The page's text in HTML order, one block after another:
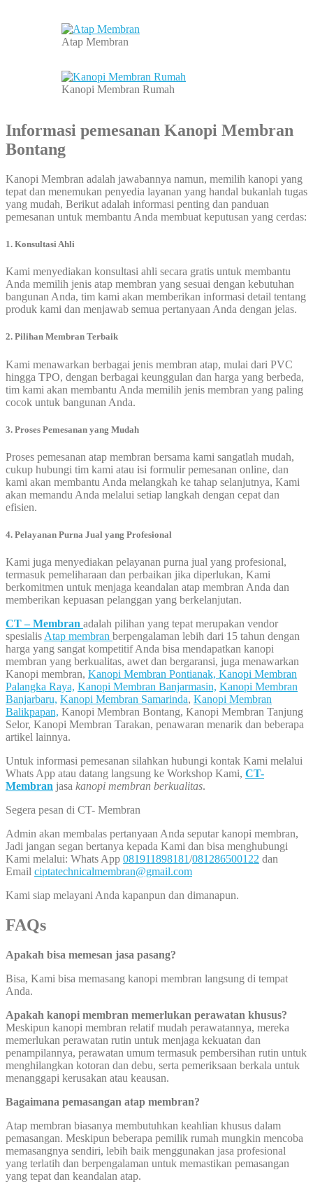
Atap Membran
Kanopi Membran Rumah
Informasi pemesanan Kanopi Membran
Bontang
Kanopi Membran adalah jawabannya namun, memilih kanopi yang
tepat dan menemukan penyedia layanan yang handal bukanlah tugas
yang mudah, Berikut adalah informasi penting dan panduan
pemesanan untuk membantu Anda membuat keputusan yang cerdas:
1. Konsultasi Ahli
Kami menyediakan konsultasi ahli secara gratis untuk membantu
Anda memilih jenis atap membran yang sesuai dengan kebutuhan
bangunan Anda, tim kami akan memberikan informasi detail tentang
produk kami dan menjawab semua pertanyaan Anda dengan jelas.
2. Pilihan Membran Terbaik
Kami menawarkan berbagai jenis membran atap, mulai dari PVC
hingga TPO, dengan berbagai keunggulan dan harga yang berbeda,
tim kami akan membantu Anda memilih jenis membran yang paling
cocok untuk bangunan Anda.
3. Proses Pemesanan yang Mudah
Proses pemesanan atap membran bersama kami sangatlah mudah,
cukup hubungi tim kami atau isi formulir pemesanan online, dan
kami akan membantu Anda melangkah ke tahap selanjutnya, Kami
akan memandu Anda melalui setiap langkah dengan cepat dan
efisien.
4. Pelayanan Purna Jual yang Profesional
Kami juga menyediakan pelayanan purna jual yang profesional,
termasuk pemeliharaan dan perbaikan jika diperlukan, Kami
berkomitmen untuk menjaga keandalan atap membran Anda dan
memberikan kepuasan pelanggan yang berkelanjutan.
CT – Membran adalah pilihan yang tepat merupakan vendor
spesialis Atap membran berpengalaman lebih dari 15 tahun dengan
harga yang sangat kompetitif Anda bisa mendapatkan kanopi
membran yang berkualitas, awet dan bergaransi, juga menawarkan
Kanopi membran, Kanopi Membran Pontianak, Kanopi Membran
Palangka Raya, Kanopi Membran Banjarmasin, Kanopi Membran
Banjarbaru, Kanopi Membran Samarinda, Kanopi Membran
Balikpapan, Kanopi Membran Bontang, Kanopi Membran Tanjung
Selor, Kanopi Membran Tarakan, penawaran menarik dan beberapa
artikel lainnya.
Untuk informasi pemesanan silahkan hubungi kontak Kami melalui
Whats App atau datang langsung ke Workshop Kami, CT-
Membran jasa kanopi membran berkualitas.
Segera pesan di CT- Membran
Admin akan membalas pertanyaan Anda seputar kanopi membran,
Jadi jangan segan bertanya kepada Kami dan bisa menghubungi
Kami melalui: Whats App 081911898181/081286500122 dan
Email ciptatechnicalmembran@gmail.com
Kami siap melayani Anda kapanpun dan dimanapun.
FAQs
Apakah bisa memesan jasa pasang?
Bisa, Kami bisa memasang kanopi membran langsung di tempat
Anda.
Apakah kanopi membran memerlukan perawatan khusus?
Meskipun kanopi membran relatif mudah perawatannya, mereka
memerlukan perawatan rutin untuk menjaga kekuatan dan
penampilannya, perawatan umum termasuk pembersihan rutin untuk
menghilangkan kotoran dan debu, serta pemeriksaan berkala untuk
menanggapi kerusakan atau keausan.
Bagaimana pemasangan atap membran?
Atap membran biasanya membutuhkan keahlian khusus dalam
pemasangan. Meskipun beberapa pemilik rumah mungkin mencoba
memasangnya sendiri, lebih baik menggunakan jasa profesional
yang terlatih dan berpengalaman untuk memastikan pemasangan
yang tepat dan keandalan atap.